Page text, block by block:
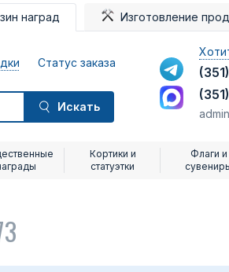
наград Изготовление
Статус заказа
Искать
Кортики и
статуэтки
Флаги и